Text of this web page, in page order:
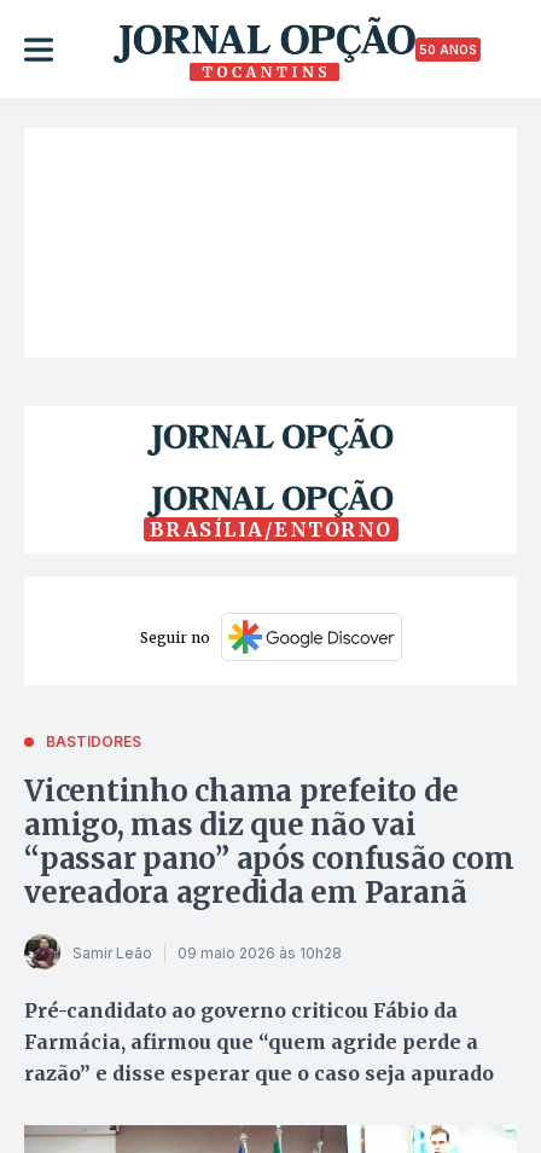
50 ANOS
BRASÍLIA/ENTORNO
Seguir no
BASTIDORES
Vicentinho chama prefeito de
amigo, mas diz que não vai
“passar pano” após confusão com
vereadora agredida em Paranã
Samir Leão 09 maio 2026 às 10h28
Pré-candidato ao governo criticou Fábio da
Farmácia, afirmou que “quem agride perde a
razão” e disse esperar que o caso seja apurado